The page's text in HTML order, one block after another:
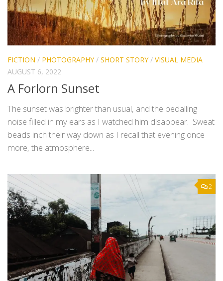
FICTION / PHOTOGRAPHY/ SHORT STORY/ VISUAL MEDIA
AUGUST 6, 2022
A Forlorn Sunset
The sunset was brighter than usual, and the pedalling
noise filled in my ears as I watched him disappear. Sweat
beads inch their way down as I recall that evening once
more, the atmosphere...
2